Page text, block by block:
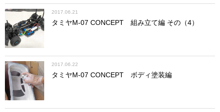
クラッシュ時のダメージを軽減する大型のウレタンバンパ
ーを「Mシャーシ」シリーズとしては初めて採用したM-07
CONCEPT。初心者にはうれしい装備だ。
取り付けは簡単。フロントバンパーにウレタンバンパーに
セットしたら、バンパーサポート（B2部品）とともに３×
８mm皿ビスで固定するだけだ。
2017.06.21
タミヤM-07 CONCEPT 組み立て編 その（4）
2017.06.22
タミヤM-07 CONCEPT ボディ塗装編